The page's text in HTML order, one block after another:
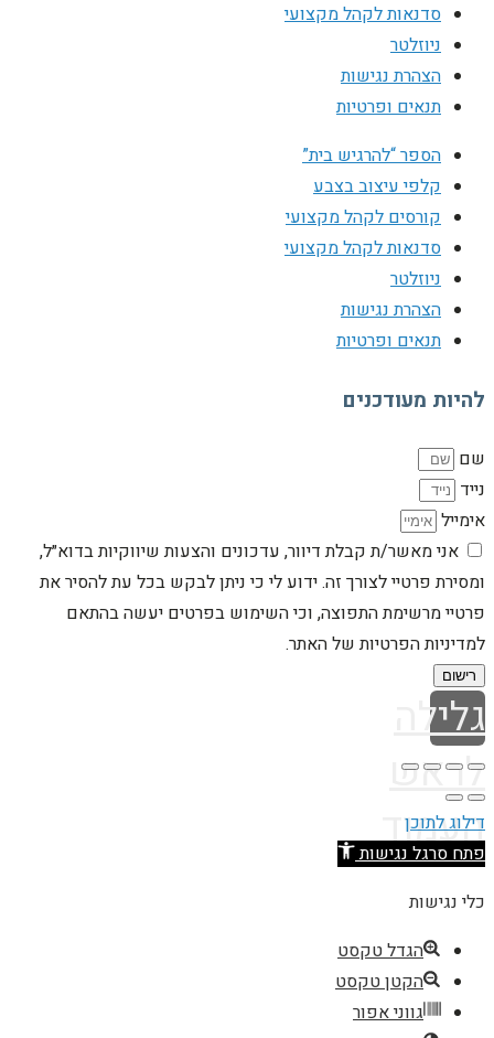
סדנאות לקהל מקצועי
ניוזלטר
הצהרת נגישות
תנאים ופרטיות
הספר “להרגיש בית”
קלפי עיצוב בצבע
קורסים לקהל מקצועי
סדנאות לקהל מקצועי
ניוזלטר
הצהרת נגישות
תנאים ופרטיות
להיות מעודכנים
שם
נייד
אימייל
אני מאשר/ת קבלת דיוור, עדכונים והצעות שיווקיות בדוא״ל,
ומסירת פרטיי לצורך זה. ידוע לי כי ניתן לבקש בכל עת להסיר את
פרטיי מרשימת התפוצה, וכי השימוש בפרטים יעשה בהתאם
למדיניות הפרטיות של האתר.
רישום
גלילה
לראש
העמוד
דילוג לתוכן
פתח סרגל נגישות
כלי נגישות
הגדל טקסט
הקטן טקסט
גווני אפור